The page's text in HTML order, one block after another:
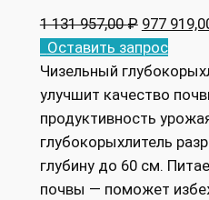
1 131 957,00₽ O
r
i
g
i
n
a
l
977
Оставить запрос
Чизельный
улучшит качество
продуктивность
глубокорыхлитель
глубину до 60 см.
почвы — поможет